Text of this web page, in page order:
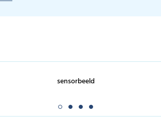
sensorbeeld